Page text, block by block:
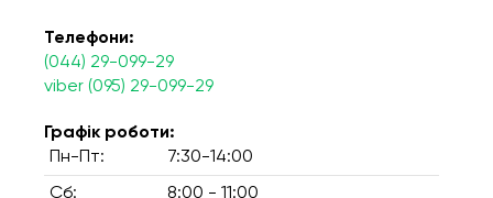
Телефони:
(044) 29-099-29
viber (095) 29-099-29
Графік роботи:
Пн-Пт:
7:30-14:00
Сб: 8:00 - 11:00